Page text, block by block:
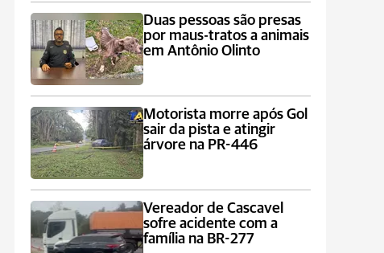
Duas pessoas são presas
por maus-tratos a animais
em Antônio Olinto
Motorista morre após Gol
sair da pista e atingir
árvore na PR-446
Vereador de Cascavel
sofre acidente com a
família na BR-277